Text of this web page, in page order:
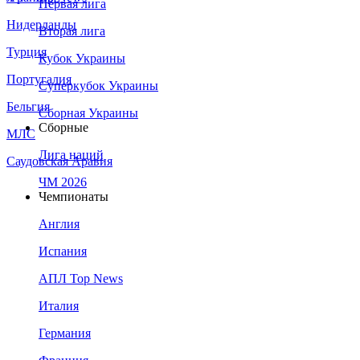
Нидерланды
Турция
Португалия
Бельгия
МЛС
Саудовская Аравия
Первая лига
Вторая лига
Кубок Украины
Суперкубок Украины
Сборная Украины
Сборные
Лига наций
ЧМ 2026
Чемпионаты
Англия
Испания
АПЛ Top News
Италия
Германия